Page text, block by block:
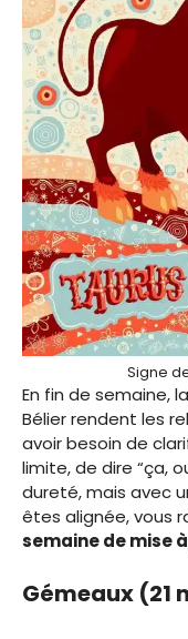
Signe
En fin de semaine,
Bélier rendent les
avoir besoin de
limite, de dire “ça,
dureté, mais avec
êtes alignée, vous
semaine de mise
Gémeaux (21